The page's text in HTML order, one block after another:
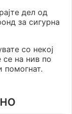
дел од
за сигурна
со некој
на нив по
помогнат.